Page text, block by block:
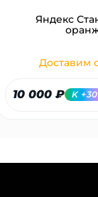
Яндекс
Доставим
10 000 ₽ K